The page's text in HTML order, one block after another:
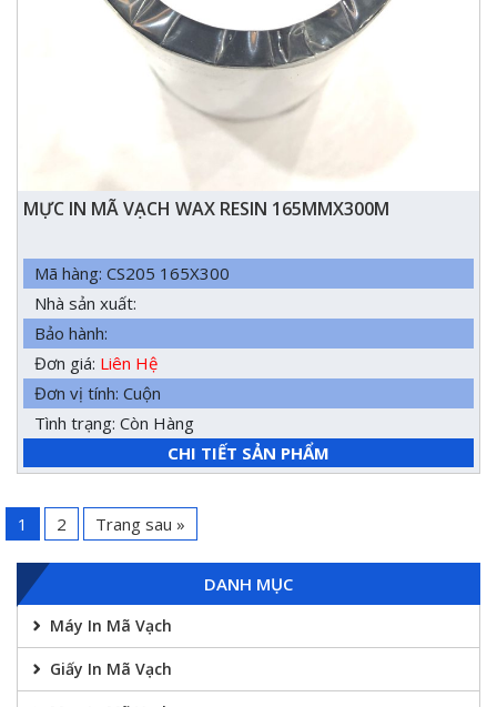
MỰC IN MÃ VẠCH WAX RESIN 165MMX300M
Mã hàng: CS205 165X300
Nhà sản xuất:
Bảo hành:
Đơn giá: Liên Hệ
Đơn vị tính: Cuộn
Tình trạng: Còn Hàng
CHI TIẾT SẢN PHẨM
1 2 Trang sau »
DANH MỤC
Máy In Mã Vạch
Giấy In Mã Vạch